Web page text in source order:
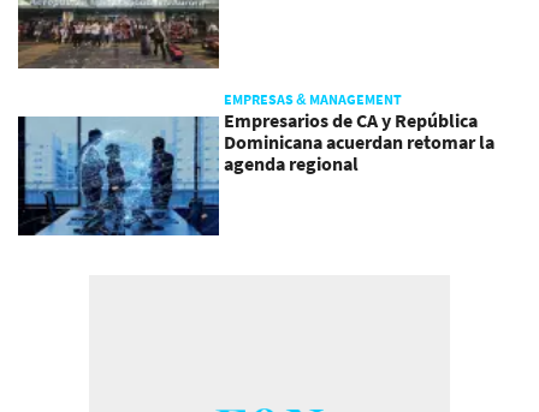
EMPRESAS & MANAGEMENT
Empresarios de CA y República
Dominicana acuerdan retomar la
agenda regional